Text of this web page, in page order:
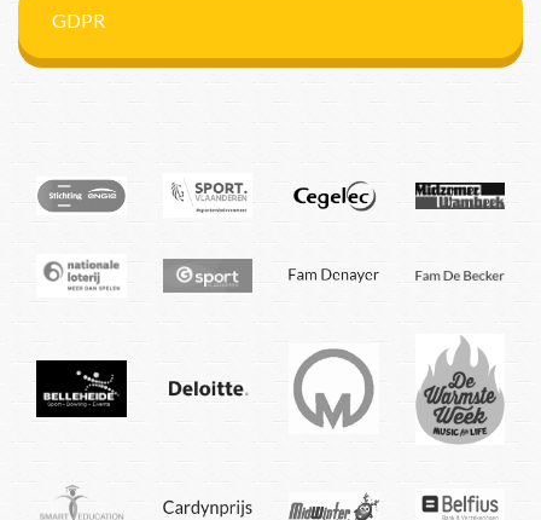
GDPR